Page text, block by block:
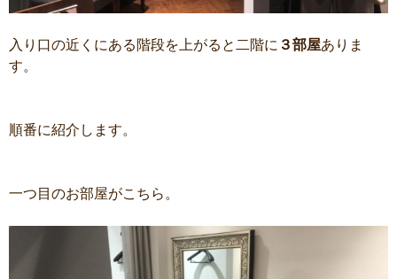
入り口の近くにある階段を上がると二階に ３部屋ありま
す。
順番に紹介します。
一つ目のお部屋がこちら。